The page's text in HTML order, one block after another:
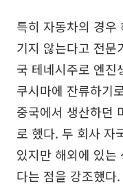
특히 자동차의 경우
기지 않는다고 전문
국 테네시주로 엔진
쿠시마에 잔류하기
중국에서 생산하던
로 했다. 두 회사 자
있지만 해외에 있는
다는 점을 강조했다.